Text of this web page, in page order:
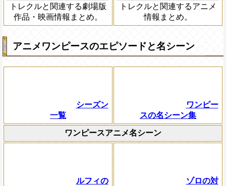
トレクルと関連する劇場版
作品・映画情報まとめ。
トレクルと関連するアニメ
情報まとめ。
アニメワンピースのエピソードと名シーン
シーズン
一覧
ワンピー
スの名シーン集
ワンピースアニメ名シーン
ルフィの
ゾロの対